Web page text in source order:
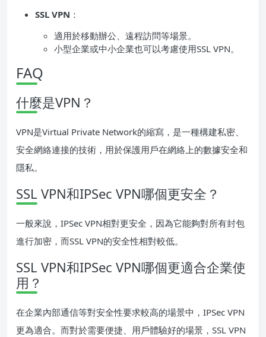
SSL VPN ：
適用於移動辦公、遠程訪問等場景。
小型企業或中小企業也可以考慮使用SSL VPN。
FAQ
什麼是VPN？
VPN是Virtual Private Network的縮寫，是一種構建私密、
安全網絡連接的技術，用於保護用戶在網絡上的數據安全和
隱私。
SSL VPN和IPSec VPN哪個更安全？
一般來說，IPSec VPN相對更安全，因為它能夠對所有封包
進行加密，而SSL VPN的安全性相對較低。
SSL VPN和IPSec VPN哪個更適合企業使
用？
在企業內部通信等對安全性要求較高的場景中，IPSec VPN
更為適合。而對於需要便捷、用戶體驗好的場景，SSL VPN